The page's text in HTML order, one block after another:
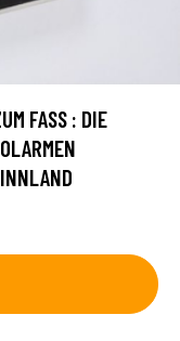
FASS : DIE